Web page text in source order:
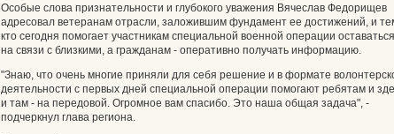
Особые слова признательности и глубокого уважения Вячеслав Федорищев
адресовал ветеранам отрасли, заложившим фундамент ее достижений, и
кто сегодня помогает участникам специальной военной операции оставаться
на связи с близкими, а гражданам - оперативно получать информацию.
"Знаю, что очень многие приняли для себя решение и в формате
деятельности с первых дней специальной операции помогают ребятам и
и там - на передовой. Огромное вам спасибо. Это наша общая задача", -
подчеркнул глава региона.